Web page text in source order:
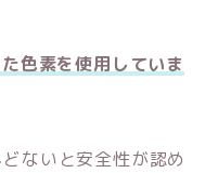
色素を使用していま
ないと安全性が認め